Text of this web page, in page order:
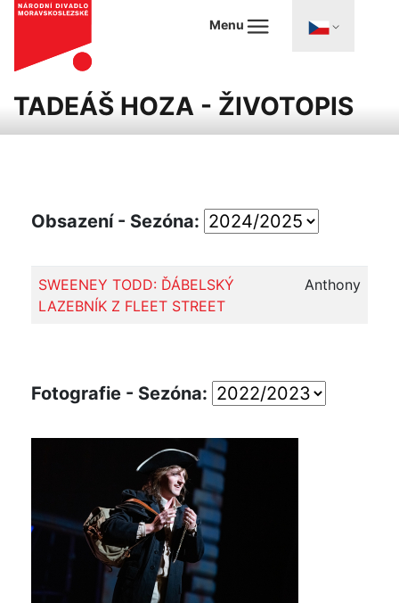
Menu
TADEÁŠ HOZA - ŽIVOTOPIS
Obsazení - Sezóna:
SWEENEY TODD: ĎÁBELSKÝ
LAZEBNÍK Z FLEET STREET
Anthony
Fotografie - Sezóna: